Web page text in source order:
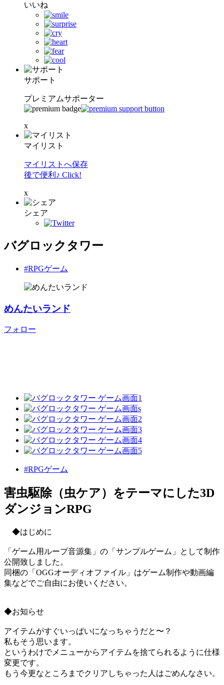
いいね
サポート
プレミアムサポーター
x
マイリスト
マイリストへ保存
後で便利♪ Click!
x
シェア
バグロックタワー
#RPGゲーム
めんたいランド
フォロー
#RPGゲーム
害虫駆除（虫ケア）をテーマにした3D
ダンジョンRPG
◆はじめに
「ゲーム用ループ音源集」の「サンプルゲーム」として制作
公開致しました。
同梱の「OGGオーディオファイル」はゲーム制作や動画編
集などでご自由にお使いください。
◆お知らせ
アイテムがすぐいっぱいになっちゃうだと〜？
私もそう思います。
というわけでメニューからアイテムを捨てられるように仕様
変更です。
もう今更なところまでクリアしちゃった人はごめんなさい。